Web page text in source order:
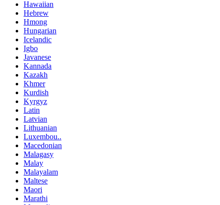
Hawaiian
Hebrew
Hmong
Hungarian
Icelandic
Igbo
Javanese
Kannada
Kazakh
Khmer
Kurdish
Kyrgyz
Latin
Latvian
Lithuanian
Luxembou..
Macedonian
Malagasy
Malay
Malayalam
Maltese
Maori
Marathi